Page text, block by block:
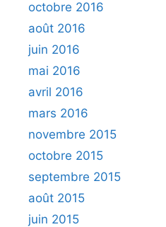
octobre 2016
août 2016
juin 2016
mai 2016
avril 2016
mars 2016
novembre 2015
octobre 2015
septembre 2015
août 2015
juin 2015